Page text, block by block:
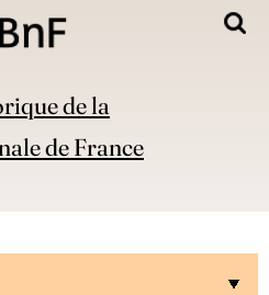
de la
de France